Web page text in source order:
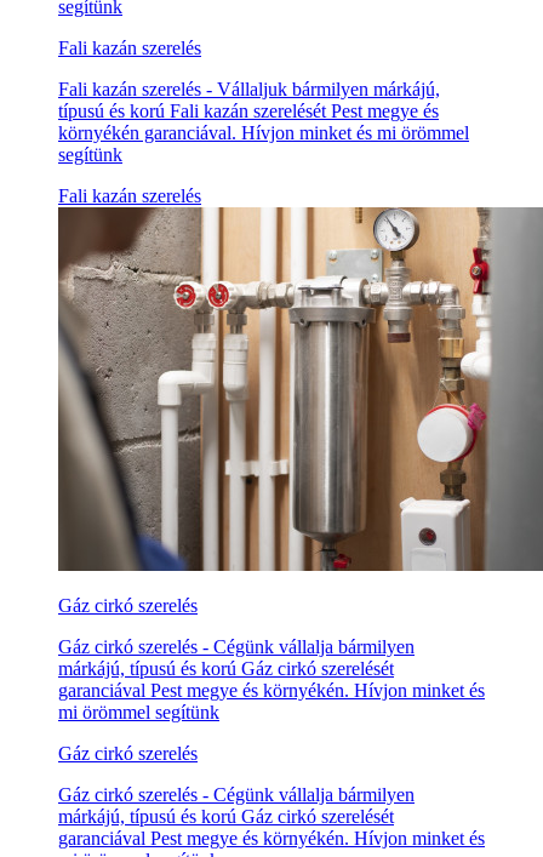
segítünk
Fali kazán szerelés
Fali kazán szerelés - Vállaljuk bármilyen márkájú,
típusú és korú Fali kazán szerelését Pest megye és
környékén garanciával. Hívjon minket és mi örömmel
segítünk
Fali kazán szerelés
Gáz cirkó szerelés
Gáz cirkó szerelés - Cégünk vállalja bármilyen
márkájú, típusú és korú Gáz cirkó szerelését
garanciával Pest megye és környékén. Hívjon minket és
mi örömmel segítünk
Gáz cirkó szerelés
Gáz cirkó szerelés - Cégünk vállalja bármilyen
márkájú, típusú és korú Gáz cirkó szerelését
garanciával Pest megye és környékén. Hívjon minket és